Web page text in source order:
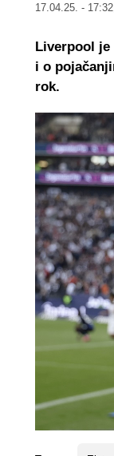
17.04.25. - 17:32,
Liverpool je
i o
rok.